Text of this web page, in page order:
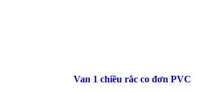
Van 1 chiều rắc co đơn PVC